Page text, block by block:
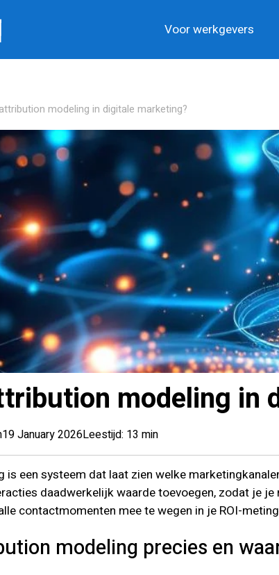
Voor werkgevers
modeling in digitale marketing?
modeling in
19 January 2026Leestijd: 13 min
een systeem dat laat zien welke
daadwerkelijk waarde toevoegen, zodat je
contactmomenten mee te wegen in je ROI-
modeling precies en